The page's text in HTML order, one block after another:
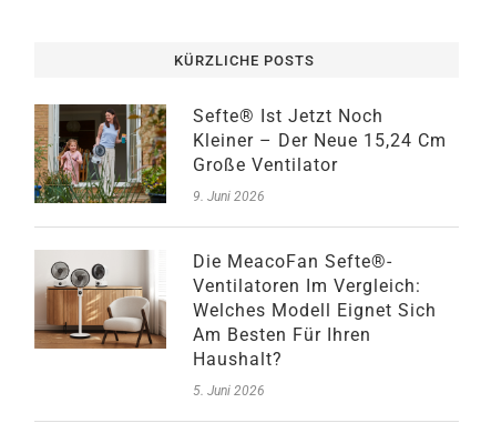
KÜRZLICHE POSTS
Sefte® Ist Jetzt Noch
Kleiner – Der Neue 15,24 Cm
Große Ventilator
9. Juni 2026
Die MeacoFan Sefte®-
Ventilatoren Im Vergleich:
Welches Modell Eignet Sich
Am Besten Für Ihren
Haushalt?
5. Juni 2026